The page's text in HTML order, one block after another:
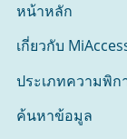
หน้าหลัก
เกี่ยวกับ
ประเภทความพิก
ค้นหาข้อมูล